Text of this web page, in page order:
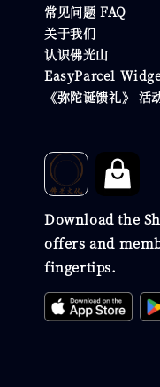
常见问题 FAQ
关于我们
认识佛光山
EasyParcel
《弥陀诞馈礼》 活
Download the
offers and
fingertips.